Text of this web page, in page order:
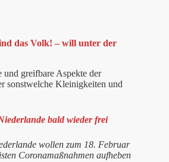
das Volk! – will unter der
und greifbare Aspekte der
sonstwelche Kleinigkeiten und
bald wieder frei
wollen zum 18. Februar
Coronamaßnahmen aufheben